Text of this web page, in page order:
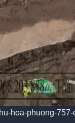
hoa-phuong-